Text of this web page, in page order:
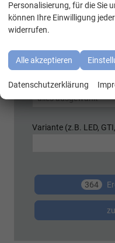
alles ausgewählt
alles ausgewählt
Kraftstoffart
alles ausgewählt
Variante (z.B. LED,
364
Personalisierung, für die Sie
können Ihre Einwilligung
widerrufen.
Alle akzeptieren
Datenschutzerklärung